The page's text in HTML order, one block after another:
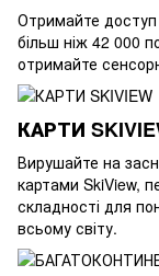
Отримайте
більш ніж 42 000
отримайте
КАРТИ
Вирушайте на
картами SkiView,
складності для
всьому світу.